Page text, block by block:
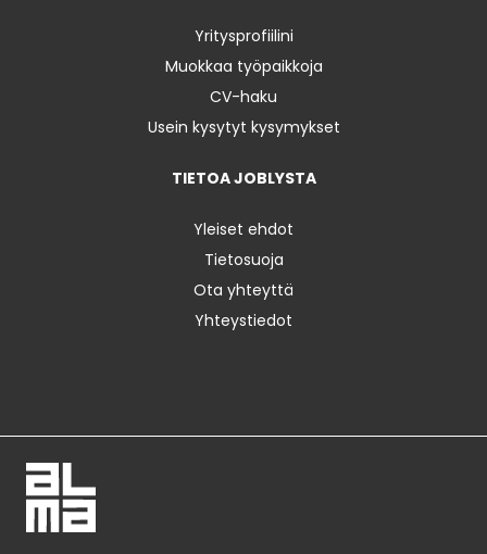
Yritysprofiilini
Muokkaa työpaikkoja
CV-haku
Usein kysytyt kysymykset
TIETOA JOBLYSTA
Yleiset ehdot
Tietosuoja
Ota yhteyttä
Yhteystiedot